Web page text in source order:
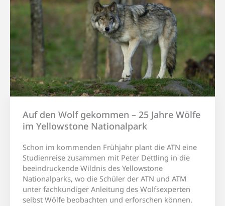
Auf den Wolf gekommen – 25 Jahre Wölfe
im Yellowstone Nationalpark
Schon im kommenden Frühjahr plant die ATN eine
Studienreise zusammen mit Peter Dettling in die
beeindruckende Wildnis des Yellowstone
Nationalparks, wo die Schüler der ATN und ATM
unter fachkundiger Anleitung des Wolfsexperten
selbst Wölfe beobachten und erforschen können.